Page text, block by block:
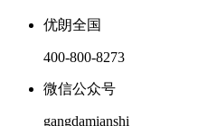
优朗全国
400-800-8273
微信公众号
gangdamianshi